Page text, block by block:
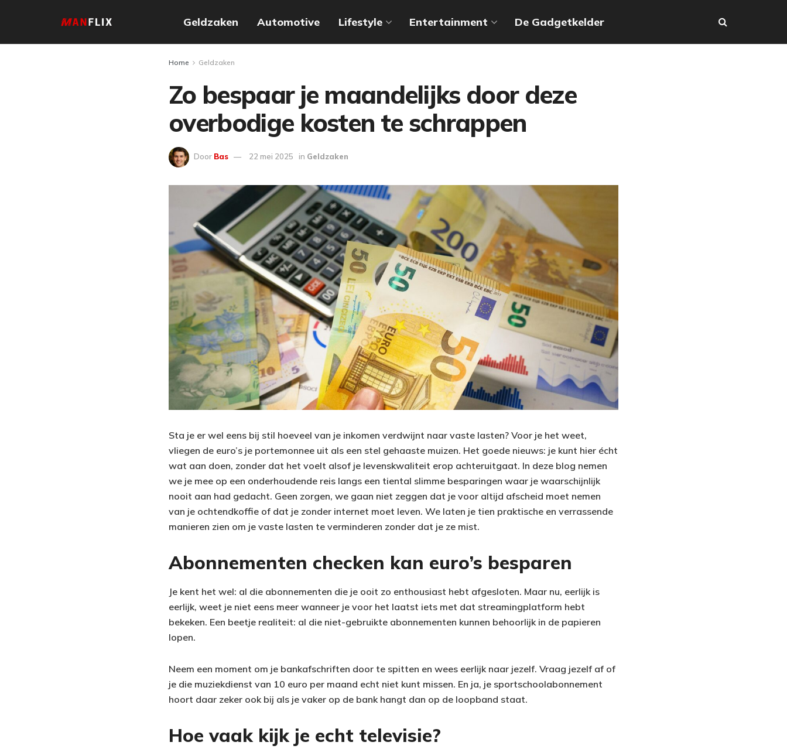
Geldzaken Automotive Lifestyle Entertainment De Gadgetkelder
Home Geldzaken
Zo bespaar je maandelijks door deze
overbodige kosten te schrappen
Door Bas 22 mei 2025 in Geldzaken
Sta je er wel eens bij stil hoeveel van je inkomen verdwijnt naar vaste lasten? Voor je het weet,
vliegen de euro’s je portemonnee uit als een stel gehaaste muizen. Het goede nieuws: je kunt hier écht
wat aan doen, zonder dat het voelt alsof je levenskwaliteit erop achteruitgaat. In deze blog nemen
we je mee op een onderhoudende reis langs een tiental slimme besparingen waar je waarschijnlijk
nooit aan had gedacht. Geen zorgen, we gaan niet zeggen dat je voor altijd afscheid moet nemen
van je ochtendkoffie of dat je zonder internet moet leven. We laten je tien praktische en verrassende
manieren zien om je vaste lasten te verminderen zonder dat je ze mist.
Abonnementen checken kan euro’s besparen
Je kent het wel: al die abonnementen die je ooit zo enthousiast hebt afgesloten. Maar nu, eerlijk is
eerlijk, weet je niet eens meer wanneer je voor het laatst iets met dat streamingplatform hebt
bekeken. Een beetje realiteit: al die niet-gebruikte abonnementen kunnen behoorlijk in de papieren
lopen.
Neem een moment om je bankafschriften door te spitten en wees eerlijk naar jezelf. Vraag jezelf af of
je die muziekdienst van 10 euro per maand echt niet kunt missen. En ja, je sportschoolabonnement
hoort daar zeker ook bij als je vaker op de bank hangt dan op de loopband staat.
Hoe vaak kijk je echt televisie?